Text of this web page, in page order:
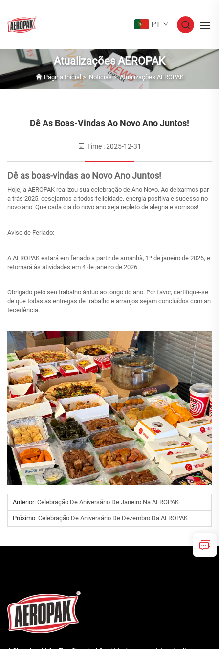
PT
Atualizações AEROPAK
Página Inicial>Notícias>Atualizações AEROPAK
Dê As Boas-Vindas Ao Novo Ano Juntos!
Time : 2025-12-31
Dê as boas-vindas ao Novo Ano Juntos!
Hoje, a AEROPAK realizou sua celebração de Ano Novo. Ao deixarmos par
a trás 2025, desejamos a todos felicidade, energia positiva e sucesso no
novo ano. Que cada dia do novo ano seja repleto de alegria e sorrisos!
Aviso de Feriado:
A AEROPAK estará em feriado a partir de amanhã, 1º de janeiro de 2026, e
retornará às atividades em 4 de janeiro de 2026.
Obrigado pelo seu trabalho árduo ao longo do ano. Por favor, certifique-se
de que todas as entregas de trabalho e arranjos sejam concluídos com an
tecedência.
Anterior: Celebração De Aniversário De Janeiro Na AEROPAK
Próximo: Celebração De Aniversário De Dezembro Da AEROPAK